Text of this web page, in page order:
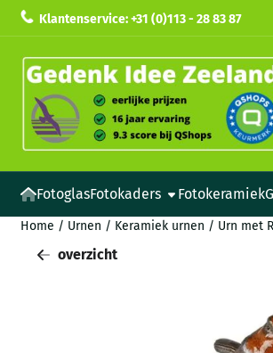
Cookievoorkeuren zijn beschikbaar. Kies
Klantenservice: +31 (0)113 - 28 83 87
FotoglasFotokaders Fotokeramiek
Home / Urnen / Keramiek urnen / Urn met
overzicht